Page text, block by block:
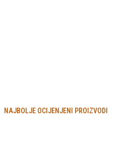
NAJBOLJE OCIJENJENI PROIZVODI